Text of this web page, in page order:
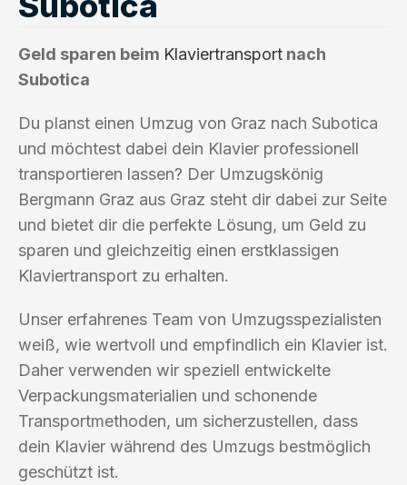
Geld sparen beim Klaviertransport nach
Subotica
Du planst einen Umzug von Graz nach Subotica
und möchtest dabei dein Klavier professionell
transportieren lassen? Der Umzugskönig
Bergmann Graz aus Graz steht dir dabei zur Seite
und bietet dir die perfekte Lösung, um Geld zu
sparen und gleichzeitig einen erstklassigen
Klaviertransport zu erhalten.
Unser erfahrenes Team von Umzugsspezialisten
weiß, wie wertvoll und empfindlich ein Klavier ist.
Daher verwenden wir speziell entwickelte
Verpackungsmaterialien und schonende
Transportmethoden, um sicherzustellen, dass
dein Klavier während des Umzugs bestmöglich
geschützt ist.